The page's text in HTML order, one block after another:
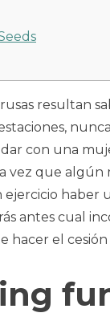
resultan
con una
vez que algún
haber
antes cual
hacer el